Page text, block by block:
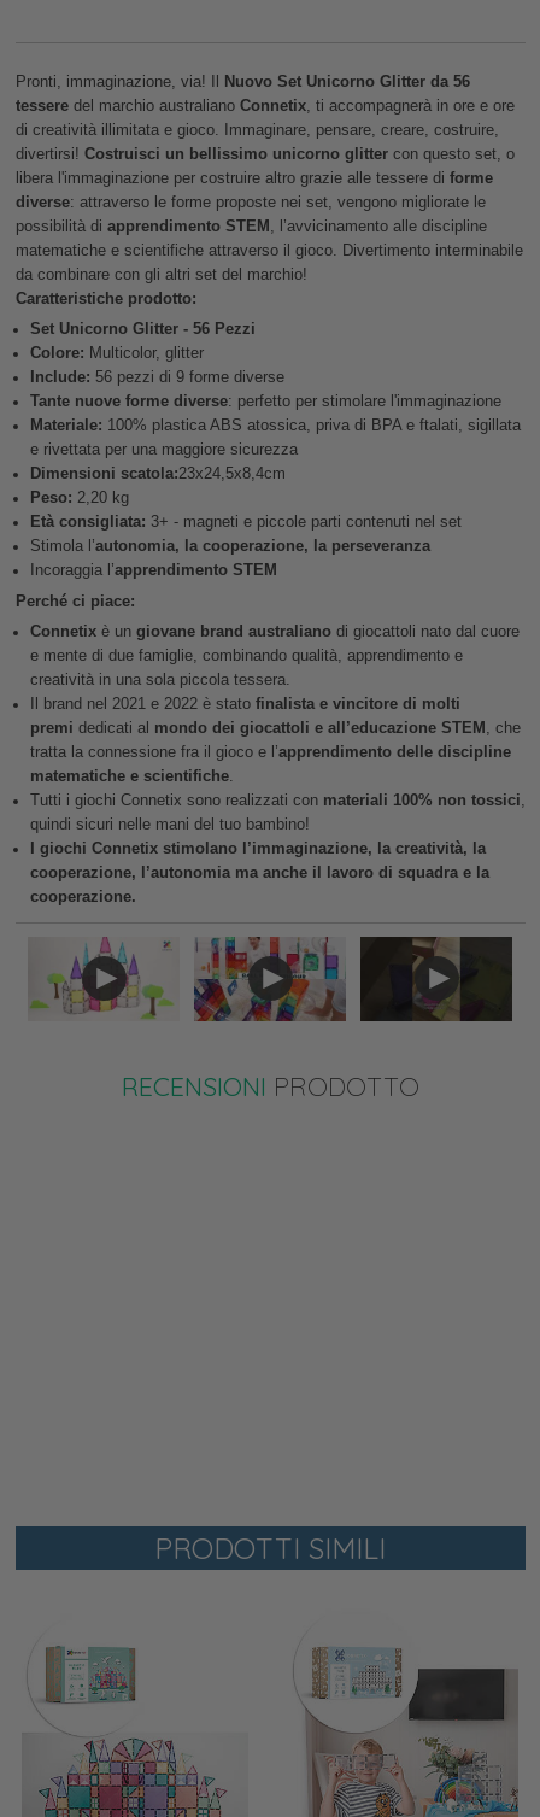
Pronti, immaginazione, via! Il Nuovo Set Unicorno Glitter da 56
tesseredel marchio australiano Connetix, ti accompagnerà in ore e ore
di creatività illimitata e gioco. Immaginare, pensare, creare, costruire,
divertirsi! Costruisci un bellissimo unicorno glittercon questo set, o
libera l'immaginazione per costruire altro grazie alle tessere di forme
diverse: attraverso le forme proposte nei set, vengono migliorate le
possibilità di apprendimento STEM , l’avvicinamento alle discipline
matematiche e scientifiche attraverso il gioco. Divertimento interminabile
da combinare con gli altri set del marchio!
Caratteristiche prodotto:
Set Unicorno Glitter - 56 Pezzi
Colore: Multicolor, glitter
Include: 56 pezzi di 9 forme diverse
Tante nuove forme diverse: perfetto per stimolare l'immaginazione
Materiale: 100% plastica ABS atossica, priva di BPA e ftalati, sigillata
e rivettata per una maggiore sicurezza
Dimensioni scatola:23x24,5x8,4cm
Peso: 2,20 kg
Età consigliata: 3+ - magneti e piccole parti contenuti nel set
Stimola l’autonomia, la cooperazione, la perseveranza
Incoraggia l’apprendimento STEM
Perché ci piace:
Connetixè un giovane brand australianodi giocattoli nato dal cuore
e mente di due famiglie, combinando qualità, apprendimento e
creatività in una sola piccola tessera.
Il brand nel 2021 e 2022 è statofinalista e vincitore di molti
premi dedicati al mondo dei giocattoli e all’educazione STEM , che
tratta la connessione fra il gioco e l’apprendimento delle discipline
matematiche e scientifiche.
Tutti i giochi Connetix sono realizzati con materiali 100% non tossici,
quindi sicuri nelle mani del tuo bambino!
I giochi Connetix stimolano l’immaginazione, la creatività, la
cooperazione, l’autonomia ma anche il lavoro di squadra e la
cooperazione.
RECENSIONI PRODOTTO
PRODOTTI SIMILI